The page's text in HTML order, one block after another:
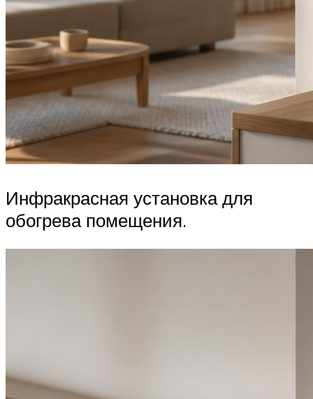
Инфракрасная установка для
обогрева помещения.